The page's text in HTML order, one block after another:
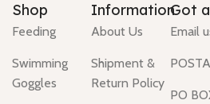
Shop
Feeding
Swimming
Goggles
Information
About Us
Shipment &
Return Policy
Got
Email
PO